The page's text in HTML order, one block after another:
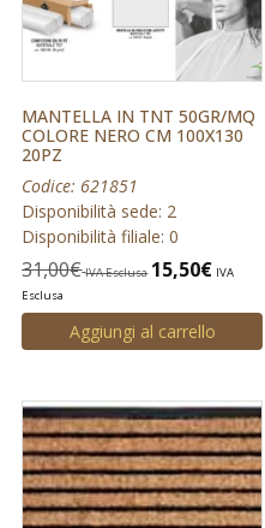
MANTELLA IN TNT 50GR/MQ
COLORE NERO CM 100X130
20PZ
Codice: 621851
Disponibilità sede: 2
Disponibilità filiale: 0
31,00€ IVA Esclusa 15,50€ IVA
Esclusa
Aggiungi al carrello